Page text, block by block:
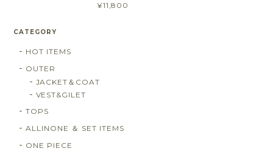
¥11,800
CATEGORY
HOT ITEMS
OUTER
JACKET＆COAT
VEST&GILET
TOPS
ALLINONE ＆ SET ITEMS
ONE PIECE